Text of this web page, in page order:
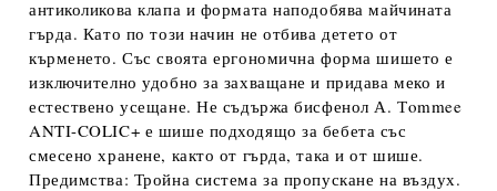
антиколикова клапа и формата наподобява майчината
гърда. Като по този начин не отбива детето от
кърменето. Със своята ергономична форма шишето е
изключително удобно за захващане и придава меко и
естествено усещане. Не съдържа бисфенол А. Тommee
ANTI-COLIC+ е шише подходящо за бебета със
смесено хранене, както от гърда, така и от шише.
Предимства: Тройна система за пропускане на въздух.